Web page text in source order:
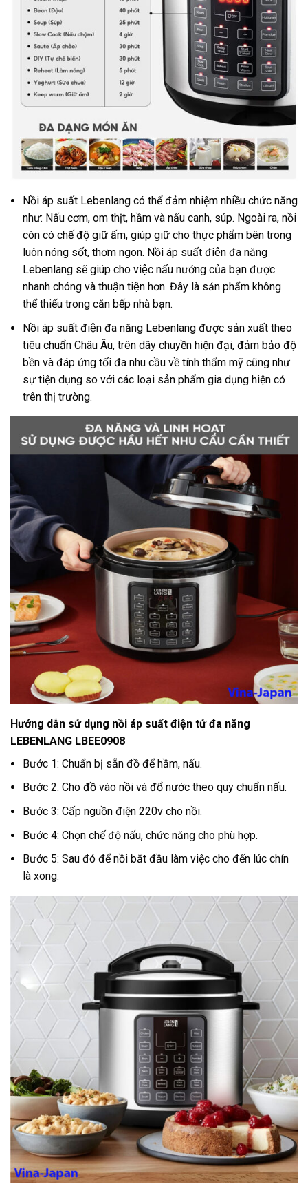
Nồi áp suất Lebenlang có thể đảm nhiệm nhiều chức năng
như: Nấu cơm, om thịt, hầm và nấu canh, súp. Ngoài ra, nồi
còn có chế độ giữ ấm, giúp giữ cho thực phẩm bên trong
luôn nóng sốt, thơm ngon. Nồi áp suất điện đa năng
Lebenlang sẽ giúp cho việc nấu nướng của bạn được
nhanh chóng và thuận tiện hơn. Đây là sản phẩm không
thể thiếu trong căn bếp nhà bạn.
Nồi áp suất điện đa năng Lebenlang được sản xuất theo
tiêu chuẩn Châu Âu, trên dây chuyền hiện đại, đảm bảo độ
bền và đáp ứng tối đa nhu cầu về tính thẩm mỹ cũng như
sự tiện dụng so với các loại sản phẩm gia dụng hiện có
trên thị trường.
Hướng dẫn sử dụng nồi áp suất điện tử đa năng
LEBENLANG LBEE0908
Bước 1: Chuẩn bị sẵn đồ để hầm, nấu.
Bước 2: Cho đồ vào nồi và đổ nước theo quy chuẩn nấu.
Bước 3: Cấp nguồn điện 220v cho nồi.
Bước 4: Chọn chế độ nấu, chức năng cho phù hợp.
Bước 5: Sau đó để nồi bắt đầu làm việc cho đến lúc chín
là xong.